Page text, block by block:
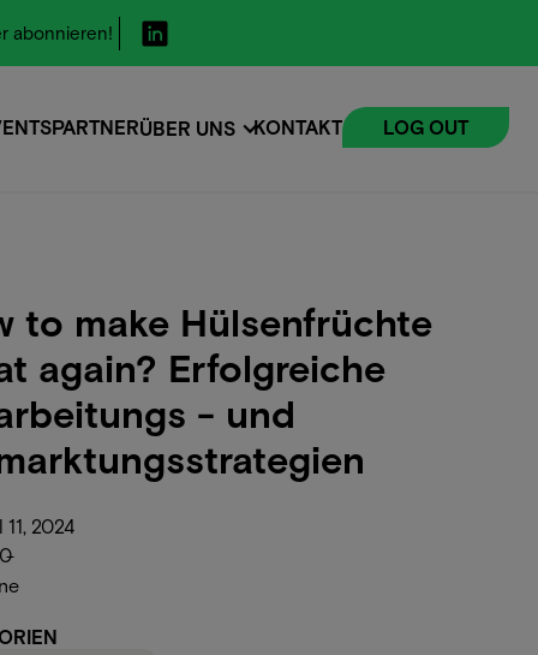
to make Hülsenfrüchte
again? Erfolgreiche
- und
2024
-
abonnieren!
PARTNERÜBER UNS KONTAKT LOG OUT